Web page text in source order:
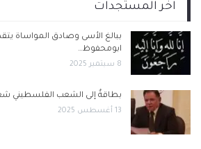
اخر المستجدات
ببالغ الأسى وصادق المواساة
ابومحفوظ…
8 سبتمبر 2025
بطاقةٌ إلى الشعب الفلسطيني
13 أغسطس 2025